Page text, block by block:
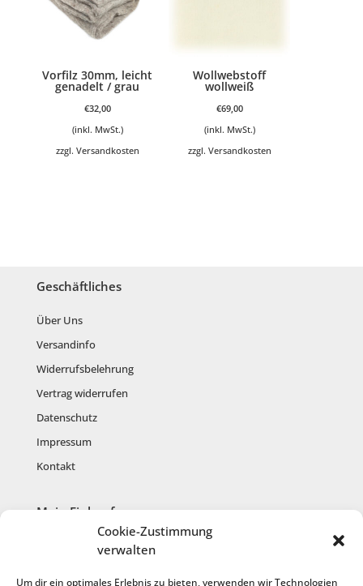
Cookie-Zustimmung
verwalten
Um dir ein optimales Erlebnis zu bieten, verwenden wir Technologien
Vorfilz 30mm, leicht
genadelt / grau
€32,00
(inkl. MwSt.)
zzgl. Versandkosten
Wollwebstoff
wollweiß
€69,00
(inkl. MwSt.)
zzgl. Versandkosten
Geschäftliches
Über Uns
Versandinfo
Widerrufsbelehrung
Vertrag widerrufen
Datenschutz
Impressum
Kontakt
Mein Einkauf